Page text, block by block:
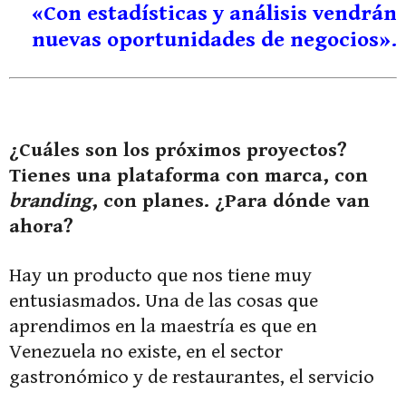
«Con estadísticas y análisis vendrán
nuevas oportunidades de negocios».
¿Cuáles son los próximos proyectos?
Tienes una plataforma con marca, con
branding, con planes. ¿Para dónde van
ahora?
Hay un producto que nos tiene muy
entusiasmados. Una de las cosas que
aprendimos en la maestría es que en
Venezuela no existe, en el sector
gastronómico y de restaurantes, el servicio